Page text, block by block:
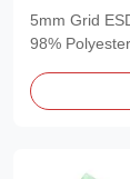
para
5mm Grid
98%